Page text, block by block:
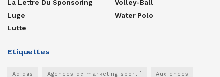
La Lettre Du Sponsoring
Luge
Lutte
Volley-Ball
Water Polo
Etiquettes
Adidas Agences de marketing sportif Audiences